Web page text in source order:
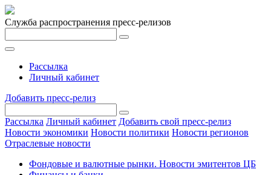
Служба распространения пресс-релизов
Рассылка
Личный кабинет
Добавить пресс-релиз
Рассылка Личный кабинет Добавить свой пресс-релиз
Новости экономики Новости политики Новости регионов
Отраслевые новости
Фондовые и валютные рынки. Новости эмитентов ЦБ